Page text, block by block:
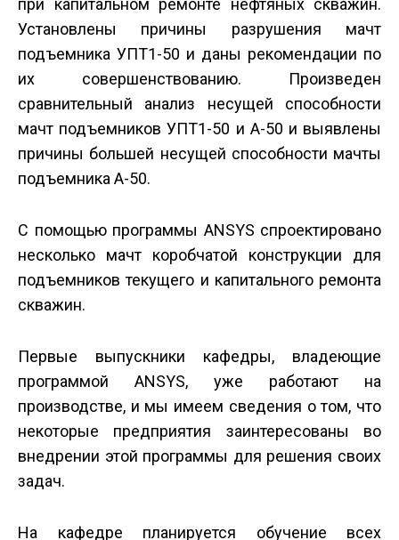
при капитальном ремонте нефтяных скважин.
Установлены причины разрушения мачт
подъемника УПТ1-50 и даны рекомендации по
их совершенствованию. Произведен
сравнительный анализ несущей способности
мачт подъемников УПТ1-50 и А-50 и выявлены
причины большей несущей способности мачты
подъемника А-50.
С помощью программы ANSYS спроектировано
несколько мачт коробчатой конструкции для
подъемников текущего и капитального ремонта
скважин.
Первые выпускники кафедры, владеющие
программой ANSYS, уже работают на
производстве, и мы имеем сведения о том, что
некоторые предприятия заинтересованы во
внедрении этой программы для решения своих
задач.
На кафедре планируется обучение всех